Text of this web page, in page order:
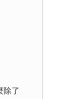
除了